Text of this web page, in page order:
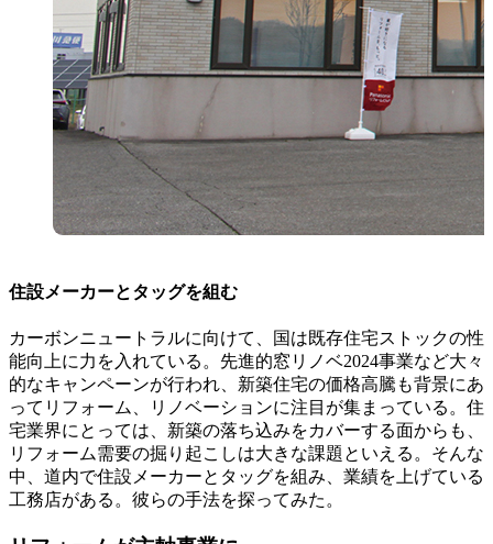
住設メーカーとタッグを組む
カーボンニュートラルに向けて、国は既存住宅ストックの性
能向上に力を入れている。先進的窓リノベ2024事業など大々
的なキャンペーンが行われ、新築住宅の価格高騰も背景にあ
ってリフォーム、リノベーションに注目が集まっている。住
宅業界にとっては、新築の落ち込みをカバーする面からも、
リフォーム需要の掘り起こしは大きな課題といえる。そんな
中、道内で住設メーカーとタッグを組み、業績を上げている
工務店がある。彼らの手法を探ってみた。